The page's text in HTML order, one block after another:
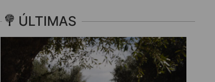
ÚLTIMAS